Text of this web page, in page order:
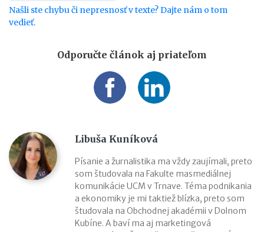
Našli ste chybu či nepresnosť v texte? Dajte nám o tom
vedieť.
Odporučte článok aj priateľom
Libuša Kuníková
Písanie a žurnalistika ma vždy zaujímali, preto
som študovala na Fakulte masmediálnej
komunikácie UCM v Trnave. Téma podnikania
a ekonomiky je mi taktiež blízka, preto som
študovala na Obchodnej akadémii v Dolnom
Kubíne. A baví ma aj marketingová